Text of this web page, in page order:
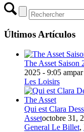
Últimos Artículos
The Asset Saison
2025 - 9:05 am
Les Loisirs
Qui est Clara
Assetoctobre 31,
General Le Billet,